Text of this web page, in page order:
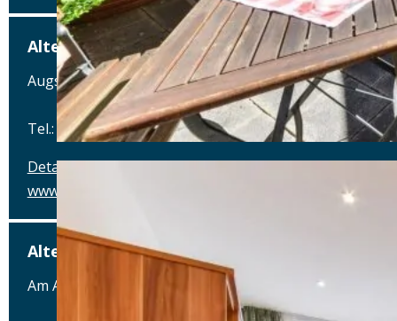
Alte Posthalterei
Augsburger Straße 2, 86441 Zusmarshausen
Tel.: Tel.: 08291-858220
Details
www.posthalterei.com
Alter Schlachthof
Am Alten Schlachthof 9, 93055 Regensburg